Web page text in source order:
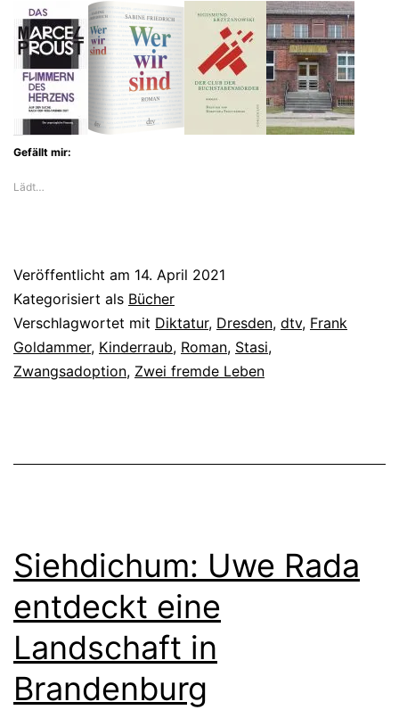
Goldammer
schreibt
über
Zwangsadoption
in
DDR
Gefällt mir:
Lädt…
Veröffentlicht am 14. April 2021
Kategorisiert als Bücher
Verschlagwortet mit Diktatur, Dresden, dtv, Frank
Goldammer, Kinderraub, Roman, Stasi,
Zwangsadoption, Zwei fremde Leben
Siehdichum: Uwe Rada
entdeckt eine
Landschaft in
Brandenburg